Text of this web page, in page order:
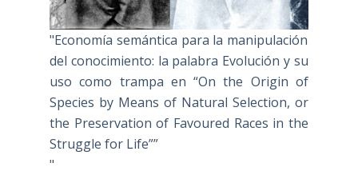
"Economía semántica para la manipulación
del conocimiento: la palabra Evolución y su
uso como trampa en “On the Origin of
Species by Means of Natural Selection, or
the Preservation of Favoured Races in the
Struggle for Life””
"